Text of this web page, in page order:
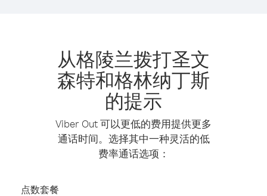
从格陵兰拨打圣文
森特和格林纳丁斯
的提示
Viber Out 可以更低的费用提供更多
通话时间。选择其中一种灵活的低
费率通话选项：
点数套餐